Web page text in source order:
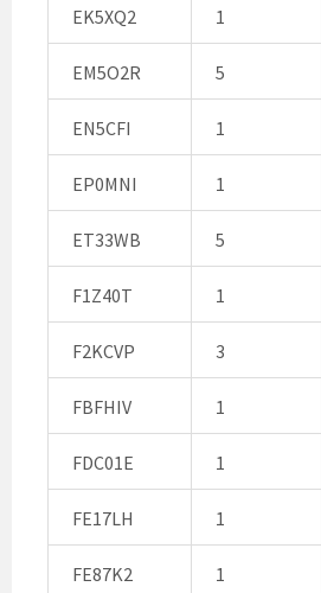
EK5XQ2 1
EM5O2R 5
EN5CFI 1
EP0MNI 1
ET33WB 5
F1Z40T 1
F2KCVP 3
FBFHIV 1
FDC01E 1
FE17LH 1
FE87K2 1